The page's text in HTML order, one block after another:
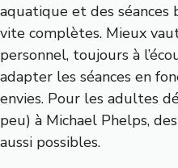
aquatique et des séances
vite complètes. Mieux
personnel, toujours à
adapter les séances en
envies. Pour les adultes
peu) à Michael Phelps,
aussi possibles.